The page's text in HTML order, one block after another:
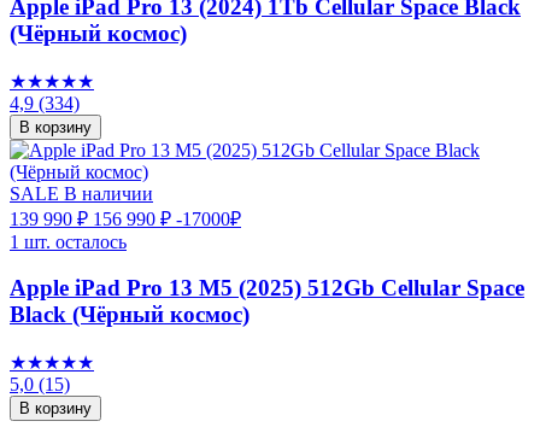
Apple iPad Pro 13 (2024) 1Tb Cellular Space Black
(Чёрный космос)
★★★★★
4,9 (334)
В корзину
SALE В наличии
139 990 ₽ 156 990 ₽ -17000₽
1 шт. осталось
Apple iPad Pro 13 M5 (2025) 512Gb Cellular Space
Black (Чёрный космос)
★★★★★
5,0 (15)
В корзину